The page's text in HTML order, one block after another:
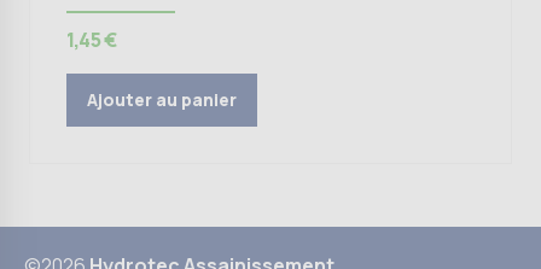
1,45€
Ajouter au panier